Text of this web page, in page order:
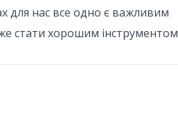
для нас все одно є важливим
стати хорошим інструментом